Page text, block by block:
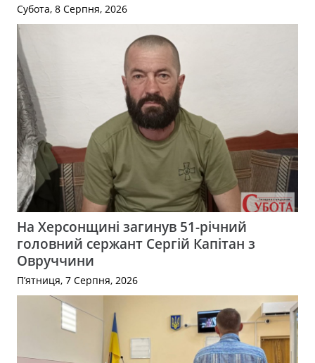
Субота, 8 Серпня, 2026
На Херсонщині загинув 51-річний
головний сержант Сергій Капітан з
Овруччини
П’ятниця, 7 Серпня, 2026